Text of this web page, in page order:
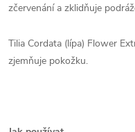
zčervenání a zklidňuje
Tilia Cordata (lípa) Flower
zjemňuje pokožku.